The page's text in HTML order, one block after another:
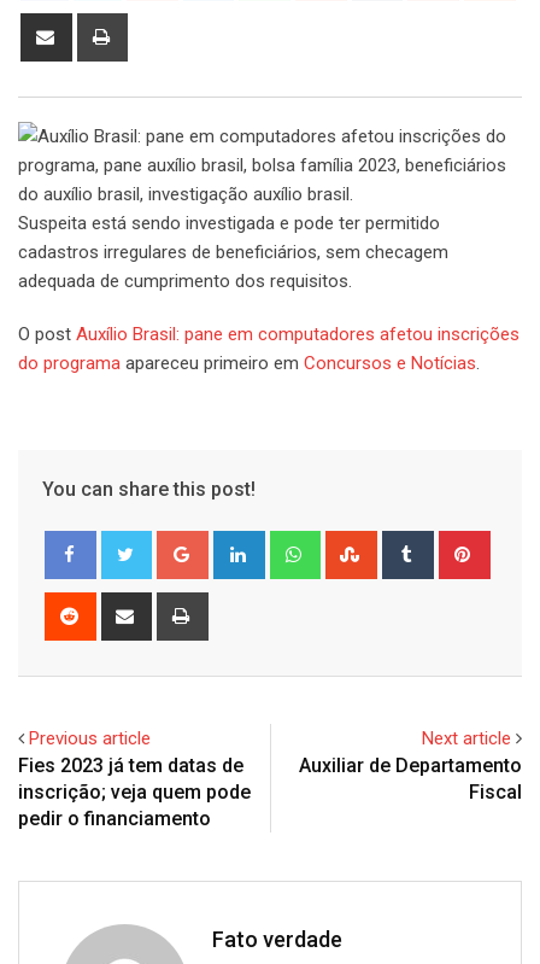
Share
Suspeita está sendo investigada e pode ter permitido
cadastros irregulares de beneficiários, sem checagem
adequada de cumprimento dos requisitos.
O post Auxílio Brasil: pane em computadores afetou inscrições
do programa apareceu primeiro em Concursos e Notícias.
You can share this post!
Google+ LinkedIn WhatsappStumbleUpon
Tumblr
Reddit
Share
Previous article
Fies 2023 já tem datas de
inscrição; veja quem pode
pedir o financiamento
Next article
Auxiliar de Departamento
Fiscal
Fato verdade